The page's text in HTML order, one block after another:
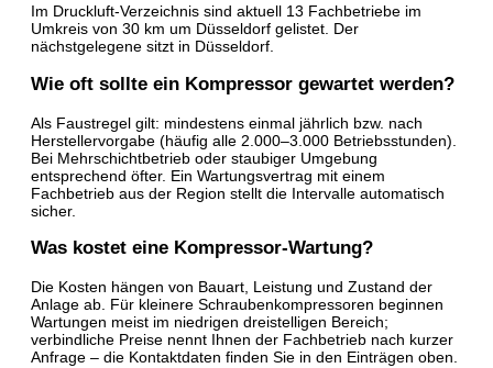
Im Druckluft-Verzeichnis sind aktuell 13 Fachbetriebe im
Umkreis von 30 km um Düsseldorf gelistet. Der
nächstgelegene sitzt in Düsseldorf.
Wie oft sollte ein Kompressor gewartet werden?
Als Faustregel gilt: mindestens einmal jährlich bzw. nach
Herstellervorgabe (häufig alle 2.000–3.000 Betriebsstunden).
Bei Mehrschichtbetrieb oder staubiger Umgebung
entsprechend öfter. Ein Wartungsvertrag mit einem
Fachbetrieb aus der Region stellt die Intervalle automatisch
sicher.
Was kostet eine Kompressor-Wartung?
Die Kosten hängen von Bauart, Leistung und Zustand der
Anlage ab. Für kleinere Schraubenkompressoren beginnen
Wartungen meist im niedrigen dreistelligen Bereich;
verbindliche Preise nennt Ihnen der Fachbetrieb nach kurzer
Anfrage – die Kontaktdaten finden Sie in den Einträgen oben.